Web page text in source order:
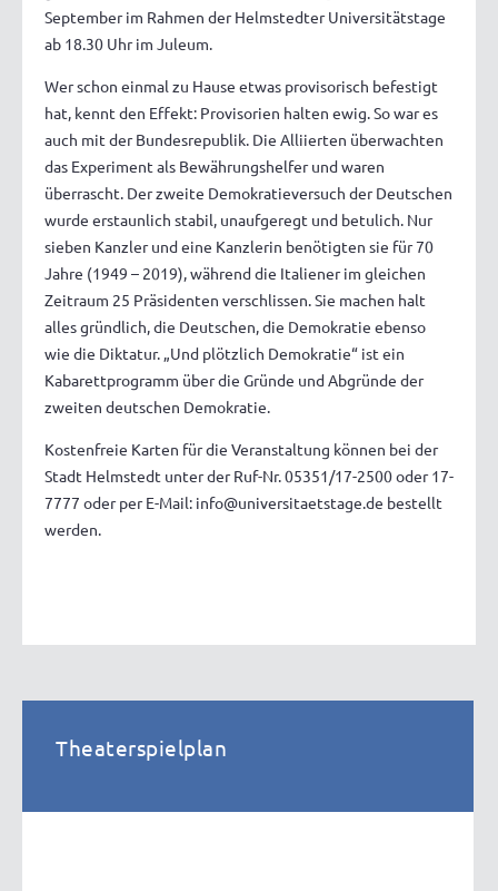
September im Rahmen der Helmstedter Universitätstage
ab 18.30 Uhr im Juleum.
Wer schon einmal zu Hause etwas provisorisch befestigt
hat, kennt den Effekt: Provisorien halten ewig. So war es
auch mit der Bundesrepublik. Die Alliierten überwachten
das Experiment als Bewährungshelfer und waren
überrascht. Der zweite Demokratieversuch der Deutschen
wurde erstaunlich stabil, unaufgeregt und betulich. Nur
sieben Kanzler und eine Kanzlerin benötigten sie für 70
Jahre (1949 – 2019), während die Italiener im gleichen
Zeitraum 25 Präsidenten verschlissen. Sie machen halt
alles gründlich, die Deutschen, die Demokratie ebenso
wie die Diktatur. „Und plötzlich Demokratie“ ist ein
Kabarettprogramm über die Gründe und Abgründe der
zweiten deutschen Demokratie.
Kostenfreie Karten für die Veranstaltung können bei der
Stadt Helmstedt unter der Ruf-Nr. 05351/17-2500 oder 17-
7777 oder per E-Mail: info@universitaetstage.de bestellt
werden.
Theaterspielplan